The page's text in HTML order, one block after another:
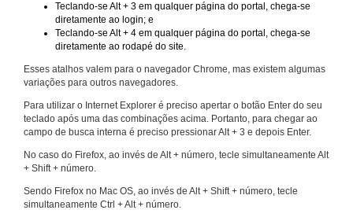
Teclando-se Alt + 3 em qualquer página do portal, chega-se
diretamente ao login; e
Teclando-se Alt + 4 em qualquer página do portal, chega-se
diretamente ao rodapé do site.
Esses atalhos valem para o navegador Chrome, mas existem algumas
variações para outros navegadores.
Para utilizar o Internet Explorer é preciso apertar o botão Enter do seu
teclado após uma das combinações acima. Portanto, para chegar ao
campo de busca interna é preciso pressionar Alt + 3 e depois Enter.
No caso do Firefox, ao invés de Alt + número, tecle simultaneamente Alt
+ Shift + número.
Sendo Firefox no Mac OS, ao invés de Alt + Shift + número, tecle
simultaneamente Ctrl + Alt + número.